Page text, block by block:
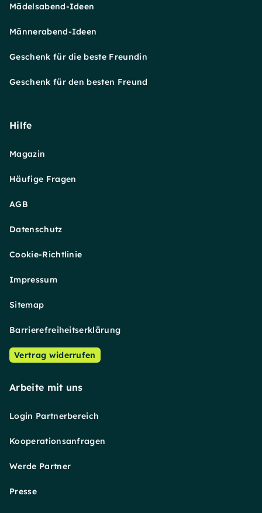
Mädelsabend-Ideen
Männerabend-Ideen
Geschenk für die beste Freundin
Geschenk für den besten Freund
Hilfe
Magazin
Häufige Fragen
AGB
Datenschutz
Cookie-Richtlinie
Impressum
Sitemap
Barrierefreiheitserklärung
Vertrag widerrufen
Arbeite mit uns
Login Partnerbereich
Kooperationsanfragen
Werde Partner
Presse